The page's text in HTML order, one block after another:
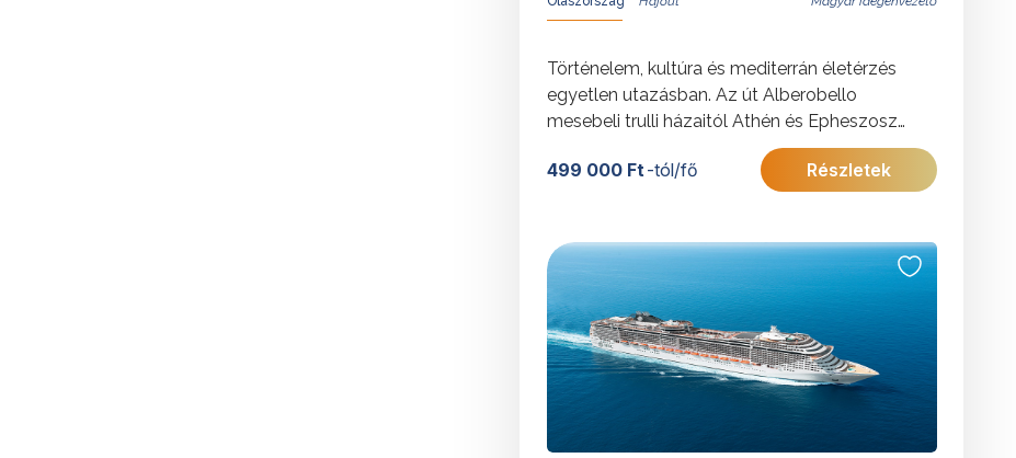
Történelem, kultúra és mediterrán életérzés
egyetlen utazásban. Az út Alberobello
mesebeli trulli házaitól Athén és Epheszosz
lenyűgöző ókori emlékein át egészen
Isztambul különleges, két kontinens
fedélzetének kényelme teszi még teljesebbé.
499 000 Ft-tól/fő Részletek